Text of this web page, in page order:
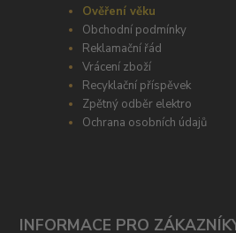
Ověření věku
Obchodní podmínky
Reklamační řád
Vrácení zboží
Recyklační příspěvek
Zpětný odběr elektro
Ochrana osobních údajů
INFORMACE PRO